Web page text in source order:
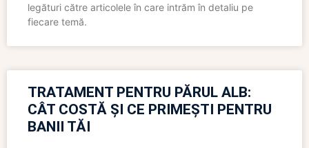
legături către articolele în care intrăm în detaliu pe
fiecare temă.
TRATAMENT PENTRU PĂRUL ALB:
CÂT COSTĂ ȘI CE PRIMEȘTI PENTRU
BANII TĂI